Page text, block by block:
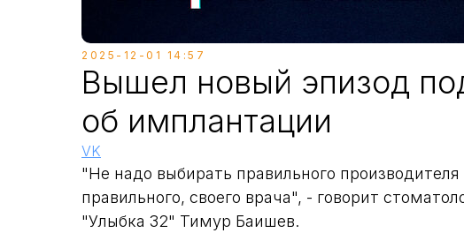
2025-12-01 14:57
Вышел новый эпизод
об имплантации
VK
"Не надо выбирать правильного
правильного, своего врача", - говорит
"Улыбка 32" Тимур Баишев.